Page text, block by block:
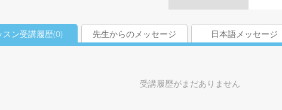
スン受講履歴(0) 先生からのメッセージ 日本語メッセージ
受講履歴がまだありません